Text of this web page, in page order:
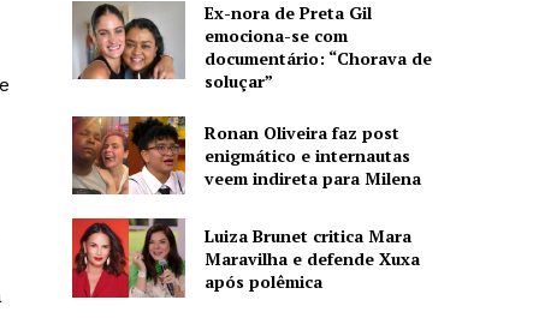
Ex-nora de Preta Gil
emociona-se com
documentário: “Chorava de
soluçar”
Ronan Oliveira faz post
enigmático e internautas
veem indireta para Milena
Luiza Brunet critica Mara
Maravilha e defende Xuxa
após polêmica